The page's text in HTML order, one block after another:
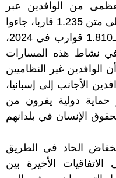
من الوافدين عبر
البحر، وعددهم 32.925 شخصا على متن 1.235 قاربا، جاءوا
عبر هذا الطريق البحري مقارنة بـ1.810 قوارب في 2024،
نشاط هذه المسارات
الوافدين غير النظاميين
الأجانب إلى إسبانيا،
حماية دولية يفرون من
الإنسان في بلدانهم
الحاد في الطريق
الأخيرة بين